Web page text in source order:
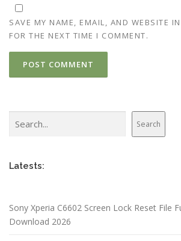
SAVE MY NAME, EMAIL, AND WEBSITE
FOR THE NEXT TIME I COMMENT.
Search
Latests:
Sony Xperia C6602 Screen Lock Reset File
Download 2026